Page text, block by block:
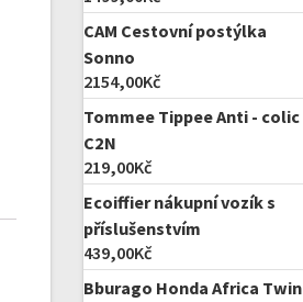
CAM Cestovní postýlka
Sonno
2154,00Kč
Tommee Tippee Anti - colic
C2N
219,00Kč
Ecoiffier nákupní vozík s
příslušenstvím
439,00Kč
Bburago Honda Africa Twin